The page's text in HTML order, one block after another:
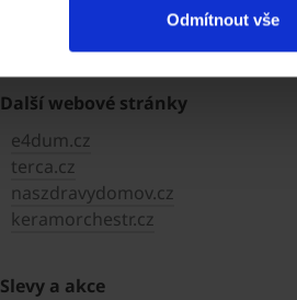
Odmítnout vše
Další webové stránky
e4dum.cz
terca.cz
naszdravydomov.cz
keramorchestr.cz
Slevy a akce